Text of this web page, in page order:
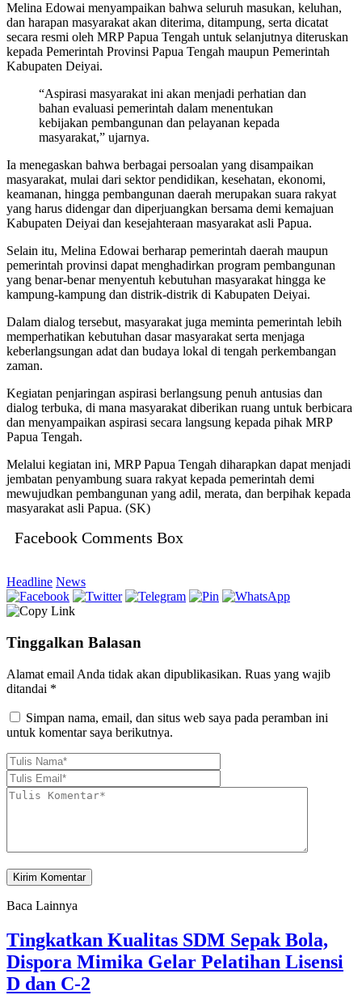
Melina Edowai menyampaikan bahwa seluruh masukan, keluhan,
dan harapan masyarakat akan diterima, ditampung, serta dicatat
secara resmi oleh MRP Papua Tengah untuk selanjutnya diteruskan
kepada Pemerintah Provinsi Papua Tengah maupun Pemerintah
Kabupaten Deiyai.
“Aspirasi masyarakat ini akan menjadi perhatian dan
bahan evaluasi pemerintah dalam menentukan
kebijakan pembangunan dan pelayanan kepada
masyarakat,” ujarnya.
Ia menegaskan bahwa berbagai persoalan yang disampaikan
masyarakat, mulai dari sektor pendidikan, kesehatan, ekonomi,
keamanan, hingga pembangunan daerah merupakan suara rakyat
yang harus didengar dan diperjuangkan bersama demi kemajuan
Kabupaten Deiyai dan kesejahteraan masyarakat asli Papua.
Selain itu, Melina Edowai berharap pemerintah daerah maupun
pemerintah provinsi dapat menghadirkan program pembangunan
yang benar-benar menyentuh kebutuhan masyarakat hingga ke
kampung-kampung dan distrik-distrik di Kabupaten Deiyai.
Dalam dialog tersebut, masyarakat juga meminta pemerintah lebih
memperhatikan kebutuhan dasar masyarakat serta menjaga
keberlangsungan adat dan budaya lokal di tengah perkembangan
zaman.
Kegiatan penjaringan aspirasi berlangsung penuh antusias dan
dialog terbuka, di mana masyarakat diberikan ruang untuk berbicara
dan menyampaikan aspirasi secara langsung kepada pihak MRP
Papua Tengah.
Melalui kegiatan ini, MRP Papua Tengah diharapkan dapat menjadi
jembatan penyambung suara rakyat kepada pemerintah demi
mewujudkan pembangunan yang adil, merata, dan berpihak kepada
masyarakat asli Papua. (SK)
Facebook Comments Box
Headline News
Tinggalkan Balasan
Alamat email Anda tidak akan dipublikasikan. Ruas yang wajib
ditandai *
Simpan nama, email, dan situs web saya pada peramban ini
untuk komentar saya berikutnya.
Baca Lainnya
Tingkatkan Kualitas SDM Sepak Bola,
Dispora Mimika Gelar Pelatihan Lisensi
D dan C-2